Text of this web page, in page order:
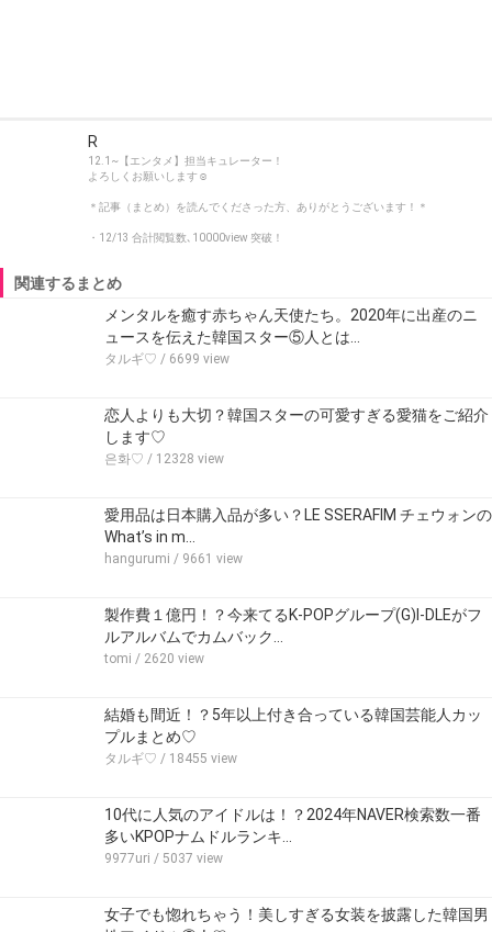
R
12.1~【エンタメ】担当キュレーター！
よろしくお願いします☺︎
＊記事（まとめ）を読んでくださった方、ありがとうございます！＊
・12/13 合計閲覧数､10000view 突破！
関連するまとめ
メンタルを癒す赤ちゃん天使たち。2020年に出産のニ
ュースを伝えた韓国スター⑤人とは…
タルギ♡ / 6699 view
恋人よりも大切？韓国スターの可愛すぎる愛猫をご紹介
します♡
은화♡ / 12328 view
愛用品は日本購入品が多い？LE SSERAFIM チェウォンの
What’s in m…
hangurumi / 9661 view
製作費１億円！？今来てるK-POPグループ(G)I-DLEがフ
ルアルバムでカムバック…
tomi / 2620 view
結婚も間近！？5年以上付き合っている韓国芸能人カッ
プルまとめ♡
タルギ♡ / 18455 view
10代に人気のアイドルは！？2024年NAVER検索数一番
多いKPOPナムドルランキ…
9977uri / 5037 view
女子でも惚れちゃう！美しすぎる女装を披露した韓国男